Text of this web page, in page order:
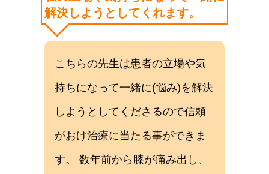
解決しようとしてくれます。
こちらの先生は患者の立場や気
持ちになって一緒に(悩み)を解決
しようとしてくださるので信頼
がおけ治療に当たる事ができま
す。 数年前から膝が痛み出し、